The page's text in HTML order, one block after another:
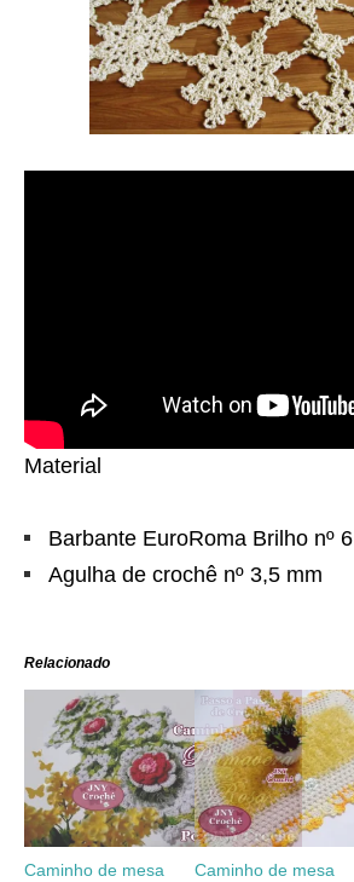
Material
Barbante EuroRoma Brilho nº 6
Agulha de crochê nº 3,5 mm
Relacionado
Caminho de mesa
Caminho de mesa